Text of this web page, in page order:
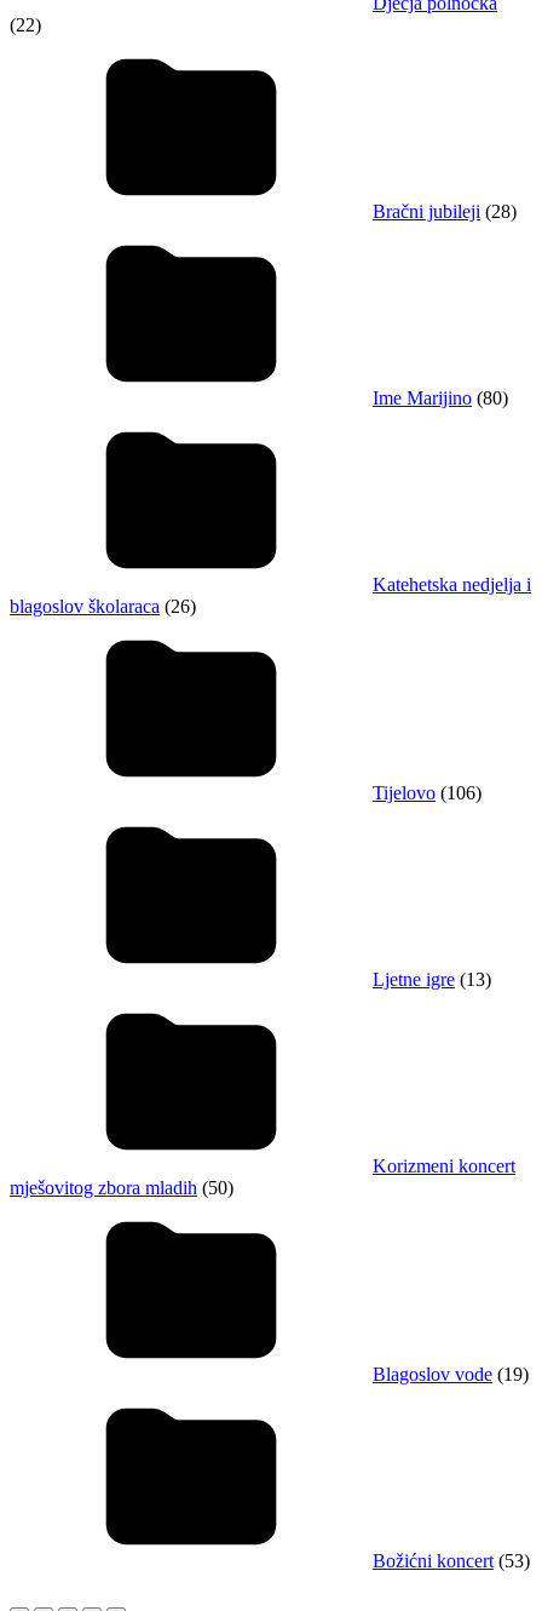
(22)
Bračni jubileji (28)
Ime Marijino (80)
Katehetska nedjelja i
blagoslov školaraca (26)
Tijelovo (106)
Ljetne igre (13)
Korizmeni koncert
mješovitog zbora mladih (50)
Blagoslov vode (19)
Božićni koncert (53)